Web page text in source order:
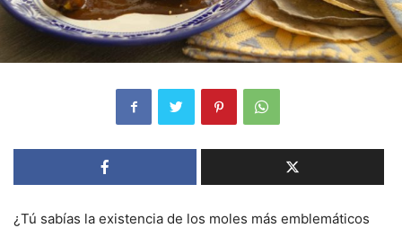
¿Tú sabías la existencia de los moles más emblemáticos